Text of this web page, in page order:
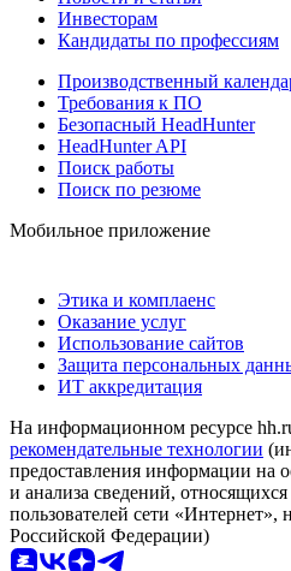
Инвесторам
Кандидаты по профессиям
Производственный
Требования к ПО
Безопасный HeadHunter
HeadHunter API
Поиск работы
Поиск по резюме
Мобильное приложение
Этика и комплаенс
Оказание услуг
Использование сайтов
Защита персональных
ИТ аккредитация
На информационном ресурсе
рекомендательные технологии
предоставления информации на
и анализа сведений,
пользователей сети «Интернет»,
Российской Федерации)